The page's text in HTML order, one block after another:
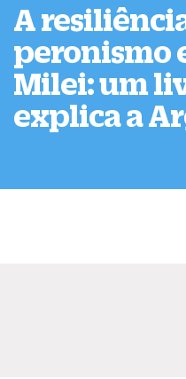
A
peronismo
Milei: um
explica a